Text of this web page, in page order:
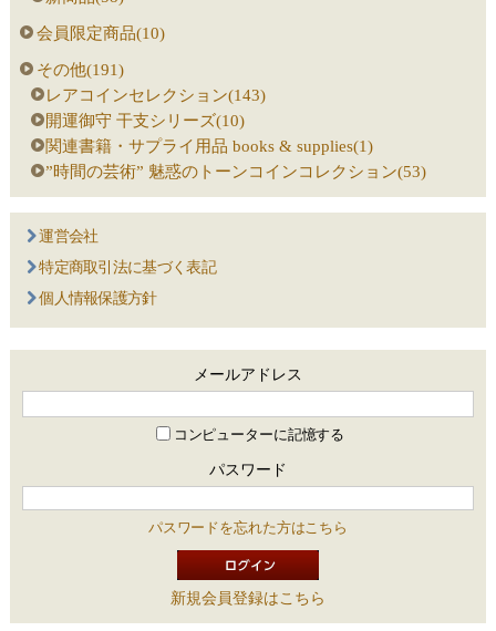
会員限定商品(10)
その他(191)
レアコインセレクション(143)
開運御守 干支シリーズ(10)
関連書籍・サプライ用品 books & supplies(1)
”時間の芸術” 魅惑のトーンコインコレクション(53)
運営会社
特定商取引法に基づく表記
個人情報保護方針
メールアドレス
コンピューターに記憶する
パスワード
パスワードを忘れた方はこちら
新規会員登録はこちら